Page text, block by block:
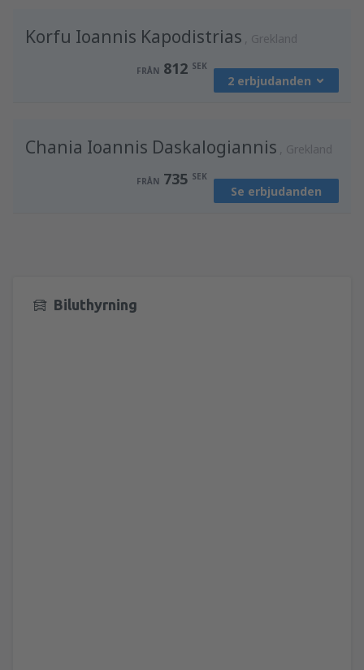
frånStockholm, Arlanda (ARN)
Korfu Ioannis Kapodistrias Grekland
FRÅN 812 SEK
2 erbjudanden
FRÅN 812 SEK
(ARN)
Chania Ioannis Daskalogiannis Grekland
FRÅN 735 SEK
Se erbjudanden
Biluthyrning